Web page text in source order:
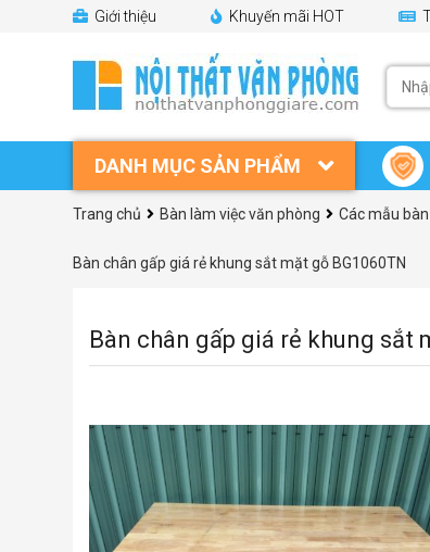
Giới thiệu Khuyến mãi HOT
DANH MỤC SẢN PHẨM
Trang chủ Bàn làm việc văn phòng Các mẫu
Bàn chân gấp giá rẻ khung sắt mặt gỗ BG1060TN
Bàn chân gấp giá rẻ khung sắt